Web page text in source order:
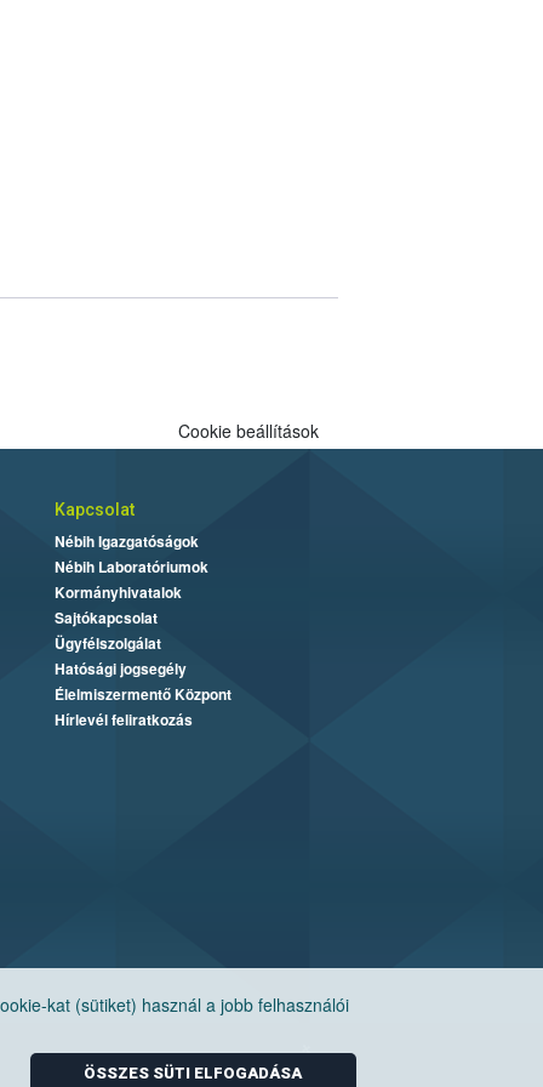
kat (sütiket) használ a jobb felhasználói
ÖSSZES SÜTI ELFOGADÁSA
Cookie beállítások
Kapcsolat
Nébih Igazgatóságok
Nébih Laboratóriumok
Kormányhivatalok
Sajtókapcsolat
Ügyfélszolgálat
Hatósági jogsegély
Élelmiszermentő Központ
Hírlevél feliratkozás